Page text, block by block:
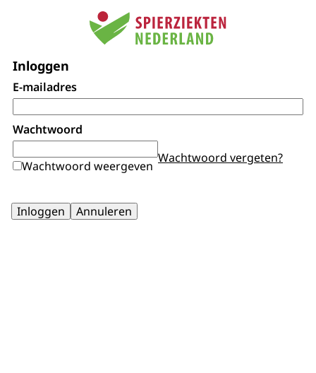
Inloggen
E-mailadres
Wachtwoord
Wachtwoord weergeven
Wachtwoord vergeten?
Inloggen Annuleren